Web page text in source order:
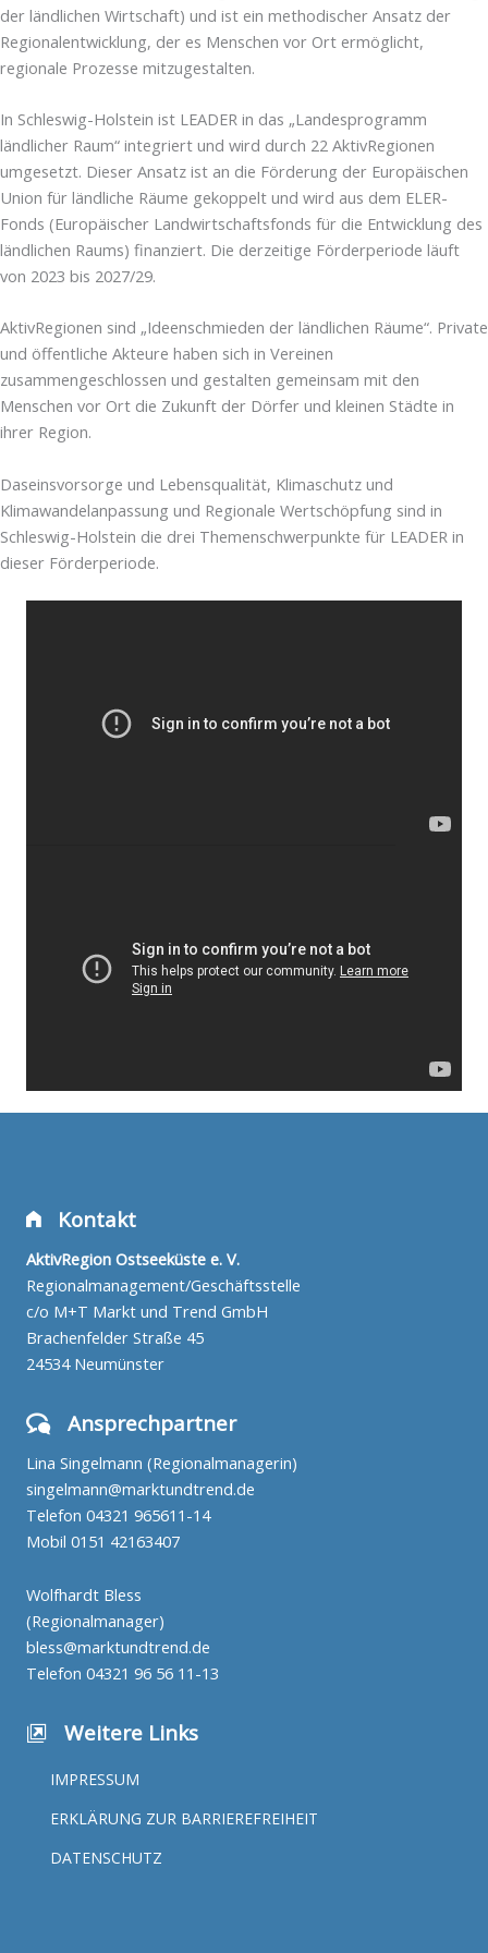
der ländlichen Wirtschaft) und ist ein methodischer Ansatz der
Regionalentwicklung, der es Menschen vor Ort ermöglicht,
regionale Prozesse mitzugestalten.
In Schleswig-Holstein ist LEADER in das „Landesprogramm
ländlicher Raum“ integriert und wird durch 22 AktivRegionen
umgesetzt. Dieser Ansatz ist an die Förderung der Europäischen
Union für ländliche Räume gekoppelt und wird aus dem ELER-
Fonds (Europäischer Landwirtschaftsfonds für die Entwicklung des
ländlichen Raums) finanziert. Die derzeitige Förderperiode läuft
von 2023 bis 2027/29.
AktivRegionen sind „Ideenschmieden der ländlichen Räume“. Private
und öffentliche Akteure haben sich in Vereinen
zusammengeschlossen und gestalten gemeinsam mit den
Menschen vor Ort die Zukunft der Dörfer und kleinen Städte in
ihrer Region.
Daseinsvorsorge und Lebensqualität, Klimaschutz und
Klimawandelanpassung und Regionale Wertschöpfung sind in
Schleswig-Holstein die drei Themenschwerpunkte für LEADER in
dieser Förderperiode.
Kontakt
AktivRegion Ostseeküste e. V.
Regionalmanagement/Geschäftsstelle
c/o M+T Markt und Trend GmbH
Brachenfelder Straße 45
24534 Neumünster
Ansprechpartner
Lina Singelmann (Regionalmanagerin)
singelmann@marktundtrend.de
Telefon 04321 965611-14
Mobil 0151 42163407
Wolfhardt Bless
(Regionalmanager)
bless@marktundtrend.de
Telefon 04321 96 56 11-13
Weitere Links
IMPRESSUM
ERKLÄRUNG ZUR BARRIEREFREIHEIT
DATENSCHUTZ